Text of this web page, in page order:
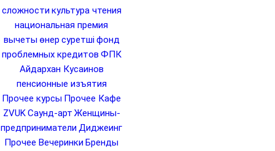
сложности культура чтения
национальная премия
вычеты өнер суретшіфонд
проблемных кредитов ФПК
Айдархан Кусаинов
пенсионные изъятия
Прочее курсы Прочее Кафе
ZVUKСаунд-арт Женщины-
предприниматели Диджеинг
Прочее Вечеринки Бренды